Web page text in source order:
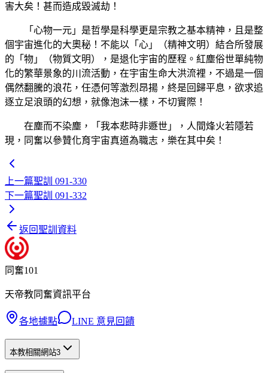
害大矣！甚而造成毀滅劫！
「心物一元」是哲學是科學更是宗教之基本精神，且是整
個宇宙進化的大奧秘！不能以「心」（精神文明）結合所發展
的「物」（物質文明），是退化宇宙的歷程。紅塵俗世單純物
化的繁華景象的川流活動，在宇宙生命大洪流裡，不過是一個
偶然翻騰的浪花，任憑何等激烈昂揚，終是回歸平息，欲求追
逐立足浪頭的幻想，就像泡沫一樣，不切實際！
在塵而不染塵，「我本悲時非遯世」，人間烽火若隱若
現，同奮以參贊化育宇宙真道為職志，樂在其中矣！
上一篇聖訓 091-330
下一篇聖訓 091-332
返回聖訓資料
同奮101
天帝教同奮資訊平台
各地據點 LINE 意見回饋
本教相關網站3